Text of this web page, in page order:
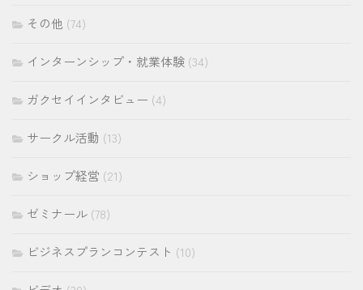
その他 (74)
インターンシップ・就業体験 (34)
ガクセイインタビュー (4)
サークル活動 (13)
ショップ経営 (21)
ゼミナール (78)
ビジネスプランコンテスト (10)